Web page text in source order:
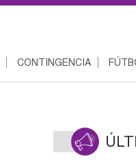
CONTINGENCIA